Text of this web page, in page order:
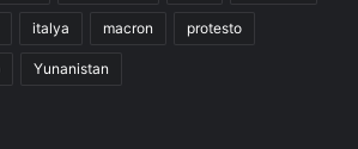
italya macron protesto
Yunanistan